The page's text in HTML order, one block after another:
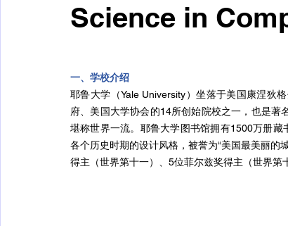
Science in
一、学校介绍
耶鲁大学（Yale University）坐落于美国康涅狄
府、美国大学协会的14所创始院校之一，也是
堪称世界一流。耶鲁大学图书馆拥有1500万册
各个历史时期的设计风格，被誉为“美国最美丽的
得主（世界第十一）、5位菲尔兹奖得主（世界第